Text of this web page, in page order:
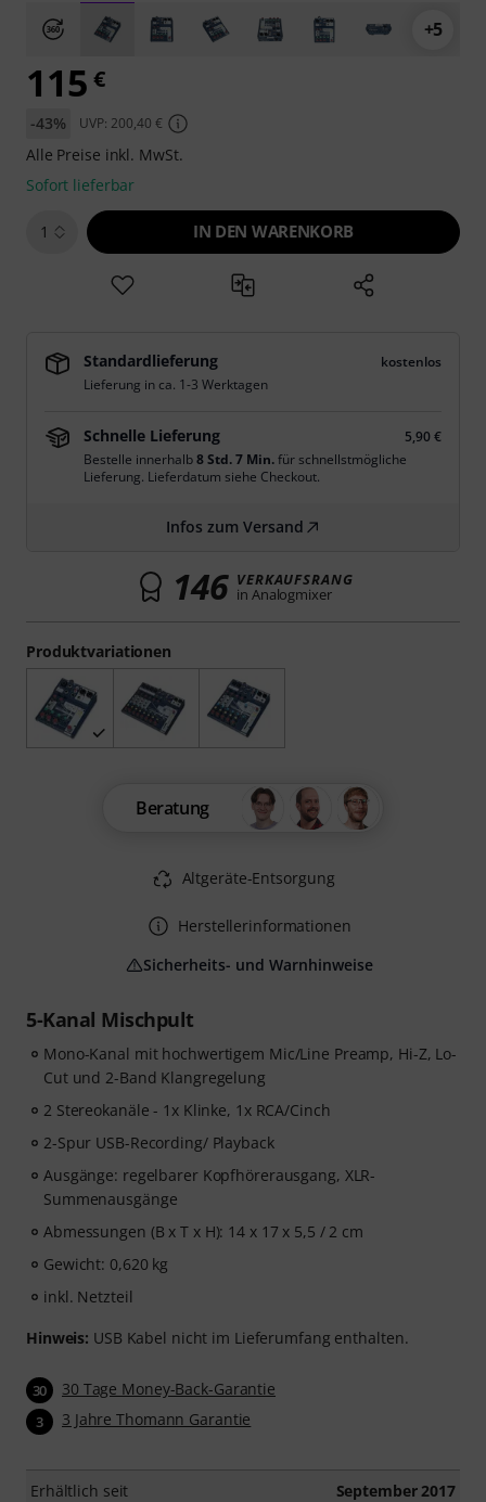
+5
5-Kanal Mischpult
Mono-Kanal mit hochwertigem Mic/Line Preamp, Hi-Z, Lo-
Cut und 2-Band Klangregelung
2 Stereokanäle - 1x Klinke, 1x RCA/Cinch
2-Spur USB-Recording/ Playback
Ausgänge: regelbarer Kopfhörerausgang, XLR-
Summenausgänge
Abmessungen (B x T x H): 14 x 17 x 5,5 / 2 cm
Gewicht: 0,620 kg
inkl. Netzteil
Hinweis: USB Kabel nicht im Lieferumfang enthalten.
30 30 Tage Money-Back-Garantie
3 3 Jahre Thomann Garantie
Erhältlich seit September 2017
Produktvariationen
115 €
-43% UVP: 200,40 €
Alle Preise inkl. MwSt.
Sofort lieferbar
1 IN DEN WARENKORB
Standardlieferung
kostenlos
Lieferung in ca. 1-3 Werktagen
Schnelle Lieferung
5,90 €
Bestelle innerhalb8 Std. 7 Min.für schnellstmögliche
Lieferung. Lieferdatum siehe Checkout.
Infos zum Versand
146 VERKAUFSRANG
in Analogmixer
Beratung
Altgeräte-Entsorgung
Herstellerinformationen
Sicherheits- und Warnhinweise